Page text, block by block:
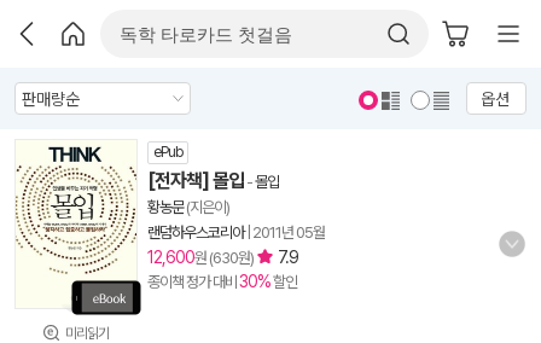
옵션
미리읽기
ePub
[전자책] 몰입 -몰입
황농문(지은이)
랜덤하우스코리아| 2011년 05월
12,600원 (630원) 7.9
종이책 정가 대비 30%할인